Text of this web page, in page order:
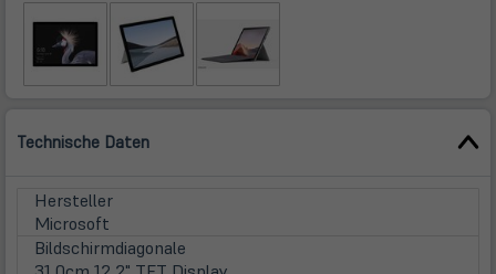
Technische Daten
Hersteller
Microsoft
Bildschirmdiagonale